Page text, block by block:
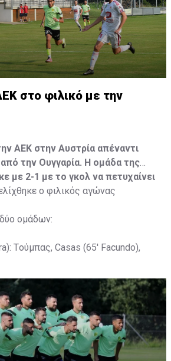
στο φιλικό με την
ΑΕΚ στην Αυστρία απέναντι
την Ουγγαρία. Η ομάδα της
με 2-1 με το γκολ να πετυχαίνει
ο φιλικός αγώνας
ομάδων:
Tούμπας, Casas (65' Facundo),
Καψής (65' Mάμας), Roberge (65'
Angel) , Κωνσταντή (65' Sol),
Κατελάρης (65' Milicevic).
Tomovic, Καψής, Sol,
Milicevic, Pons, Εγγλέζου, Facundo,